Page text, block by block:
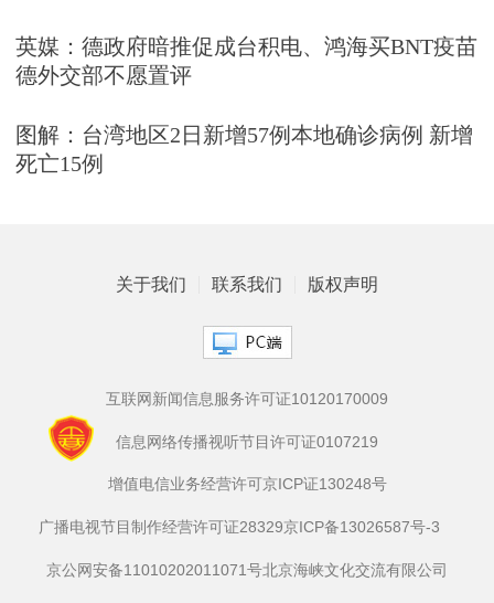
英媒：德政府暗推促成台积电、鸿海买BNT疫苗
德外交部不愿置评
图解：台湾地区2日新增57例本地确诊病例 新增
死亡15例
关于我们 联系我们 版权声明
互联网新闻信息服务许可证10120170009
信息网络传播视听节目许可证0107219
增值电信业务经营许可京ICP证130248号
广播电视节目制作经营许可证28329京ICP备13026587号-3
京公网安备11010202011071号北京海峡文化交流有限公司